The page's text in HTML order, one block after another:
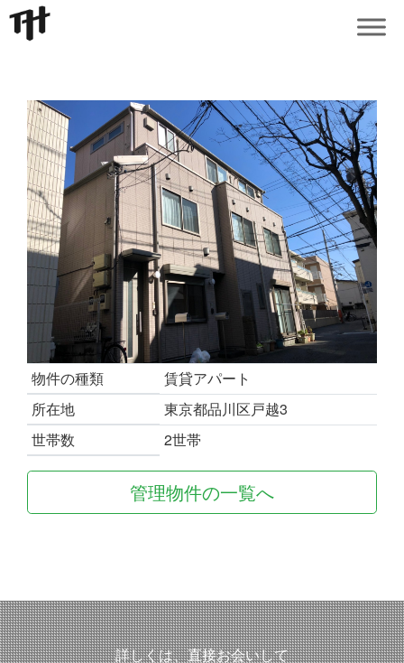
物件の種類
賃貸アパート
所在地
東京都品川区戸越3
世帯数
2世帯
管理物件の一覧へ
詳しくは、直接お会いして